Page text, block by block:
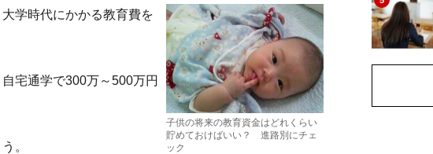
子供の将来の教育資金はどれくらい
貯めておけばいい？ 進路別にチェ
ック
学時代にかかる教育費を
宅通学で300万～500万円
。